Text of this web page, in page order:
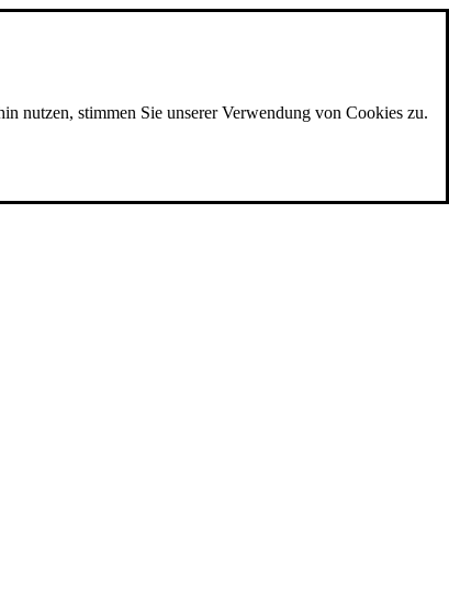
nutzen, stimmen Sie unserer Verwendung von Cookies zu.